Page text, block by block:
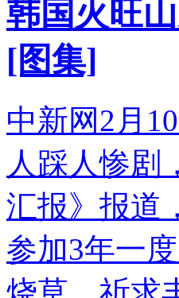
韩国火旺
[图集]
中新网2月
人踩人惨剧
汇报》报道
参加3年一